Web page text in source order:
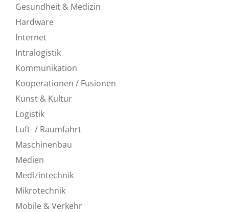
Gesundheit & Medizin
Hardware
Internet
Intralogistik
Kommunikation
Kooperationen / Fusionen
Kunst & Kultur
Logistik
Luft- / Raumfahrt
Maschinenbau
Medien
Medizintechnik
Mikrotechnik
Mobile & Verkehr